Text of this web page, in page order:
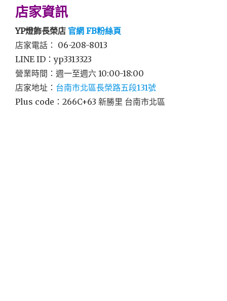
店家資訊
YP燈飾長榮店 官網 FB粉絲頁
店家電話： 06-208-8013
LINE ID：yp3313323
營業時間：週一至週六 10:00-18:00
店家地址： 台南市北區長榮路五段131號
Plus code：266C+63 新勝里 台南市北區